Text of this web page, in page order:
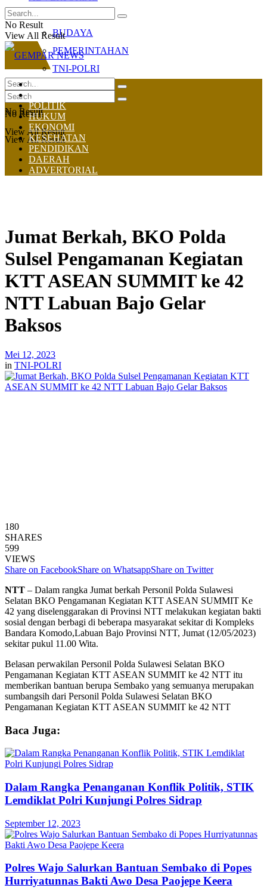
BUDAYA
PEMERINTAHAN
TNI-POLRI
No Result
View All Result
No Result
View All Result
No Result
View All Result
HOME
NASIONAL
POLITIK
HUKUM
EKONOMI
KESEHATAN
PENDIDIKAN
DAERAH
ADVERTORIAL
Jumat Berkah, BKO Polda
Sulsel Pengamanan Kegiatan
KTT ASEAN SUMMIT ke 42
NTT Labuan Bajo Gelar
Baksos
Mei 12, 2023
in TNI-POLRI
180
SHARES
599
VIEWS
Share on FacebookShare on WhatsappShare on Twitter
NTT – Dalam rangka Jumat berkah Personil Polda Sulawesi
Selatan BKO Pengamanan Kegiatan KTT ASEAN SUMMIT Ke
42 yang diselenggarakan di Provinsi NTT melakukan kegiatan bakti
sosial dengan berbagi di beberapa masyarakat sekitar di Kompleks
Bandara Komodo,Labuan Bajo Provinsi NTT, Jumat (12/05/2023)
sekitar pukul 11.00 Wita.
Belasan perwakilan Personil Polda Sulawesi Selatan BKO
Pengamanan Kegiatan KTT ASEAN SUMMIT ke 42 NTT itu
memberikan bantuan berupa Sembako yang semuanya merupakan
sumbangsih dari Personil Polda Sulawesi Selatan BKO
Pengamanan Kegiatan KTT ASEAN SUMMIT ke 42 NTT
Baca Juga:
Dalam Rangka Penanganan Konflik Politik, STIK
Lemdiklat Polri Kunjungi Polres Sidrap
September 12, 2023
Polres Wajo Salurkan Bantuan Sembako di Popes
Hurriyatunnas Bakti Awo Desa Paojepe Keera